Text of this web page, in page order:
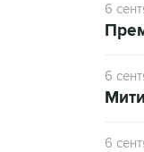
6
6
6